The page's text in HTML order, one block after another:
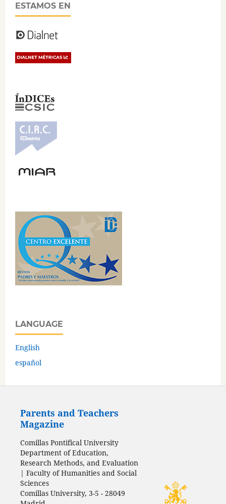
ESTAMOS EN
LANGUAGE
English
español
Parents and Teachers
Magazine
Comillas Pontifical University
Department of Education,
Research Methods, and Evaluation
| Faculty of Humanities and Social
Sciences
Comillas University, 3-5 - 28049